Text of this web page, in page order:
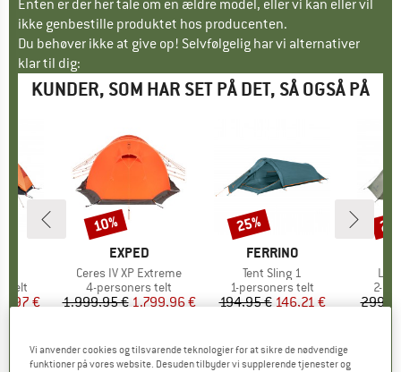
Enten er der her tale om en ældre model, eller vi kan eller vil
ikke genbestille produktet hos producenten.
Du behøver ikke at give op! Selvfølgelig har vi alternativer
klar til dig:
KUNDER, SOM HAR SET PÅ DET, SÅ OGSÅ PÅ
telt
pris
€
)
MÆRKE
EXPED
Artikel
Ceres IV XP Extreme
Produktgruppe
4-personers telt
Pris
1.999,95 €Nedsat pris
1.799,96 €
0,0(0)
Rabat
10%
MÆRKE
FERRINO
Artikel
Tent Sling 1
Produktgruppe
1-personers telt
Pris
194,95 €Nedsat pris
146,21 €
3,3(6)
Rabat
25%
2-
Vi anvender cookies og tilsvarende teknologier for at sikre de nødvendige
funktioner på vores website. Desuden tilbyder vi supplerende tjenester og